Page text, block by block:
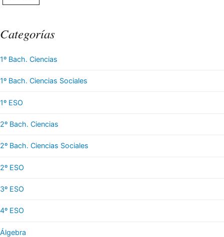
Categorías
1º Bach. Ciencias
1º Bach. Ciencias Sociales
1º ESO
2º Bach. Ciencias
2º Bach. Ciencias Sociales
2º ESO
3º ESO
4º ESO
Álgebra